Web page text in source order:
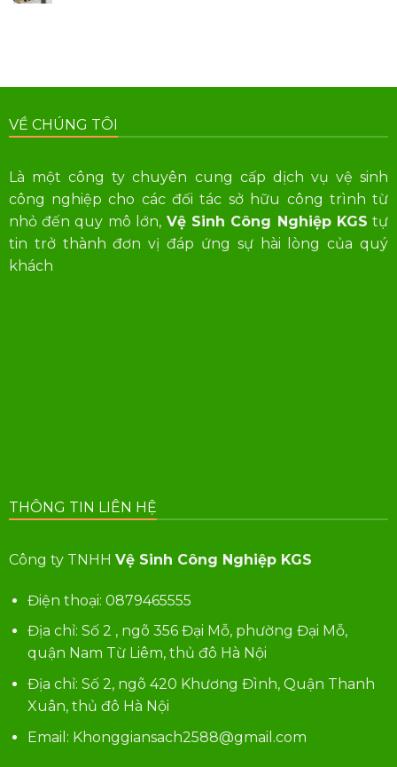
VỀ CHÚNG TÔI
Là một công ty chuyên cung cấp dịch vụ vệ sinh
công nghiệp cho các đối tác sở hữu công trình từ
nhỏ đến quy mô lớn,Vệ Sinh Công Nghiệp KGS tự
tin trở thành đơn vị đáp ứng sự hài lòng của quý
khách
THÔNG TIN LIÊN HỆ
Công ty TNHH Vệ Sinh Công Nghiệp KGS
Điện thoại: 0879465555
Địa chỉ: Số 2 , ngõ 356 Đại Mỗ, phường Đại Mỗ,
quận Nam Từ Liêm, thủ đô Hà Nội
Địa chỉ: Số 2, ngõ 420 Khương Đình, Quận Thanh
Xuân, thủ đô Hà Nội
Email: Khonggiansach2588@gmail.com